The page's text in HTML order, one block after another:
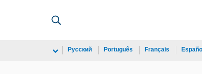
Français
Português
Русский